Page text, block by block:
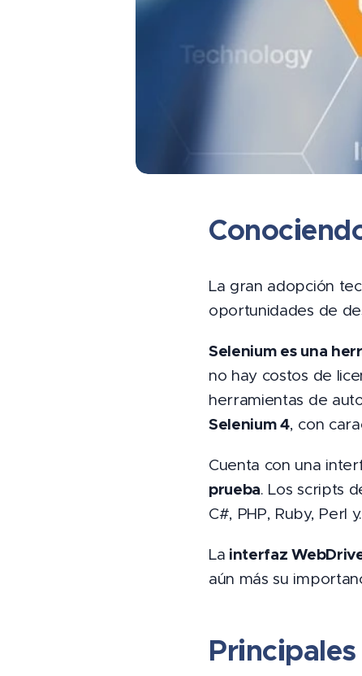
La gran adopción
oportunidades de
Selenium es una
no hay costos de
herramientas de
Selenium 4, con
Cuenta con una
prueba. Los scripts
C#, PHP, Ruby, Perl
La interfaz
aún más su